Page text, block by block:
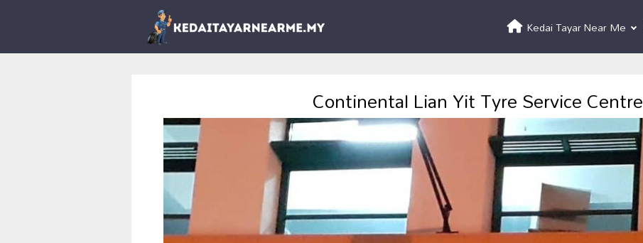
Kedai Tayar Near Me
Continental Lian Yit Tyre Service Centre